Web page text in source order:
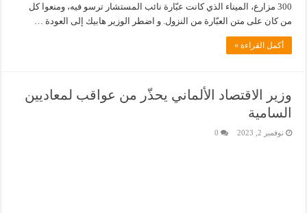
300 مزارع، الميناء الذي كانت عبّارة نائب المستشار ترسو فيه، ومنعوا كل
من كان على متن العبّارة من النزول. و اضطر الوزير هابيك إلى العودة …
أكمل القراءة »
وزير الاقتصاد الألماني يحذّر من عواقب لمعاديين
السامية
نوفمبر 2, 2023 0